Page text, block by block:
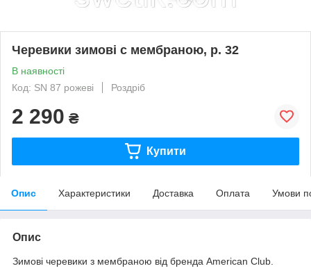
Черевики зимові с мембраною, р. 32
В наявності
Код: SN 87 рожеві
Роздріб
2 290 ₴
Купити
Опис Характеристики Доставка Оплата Умови
Опис
Зимові черевики з мембраною від бренда American Club.